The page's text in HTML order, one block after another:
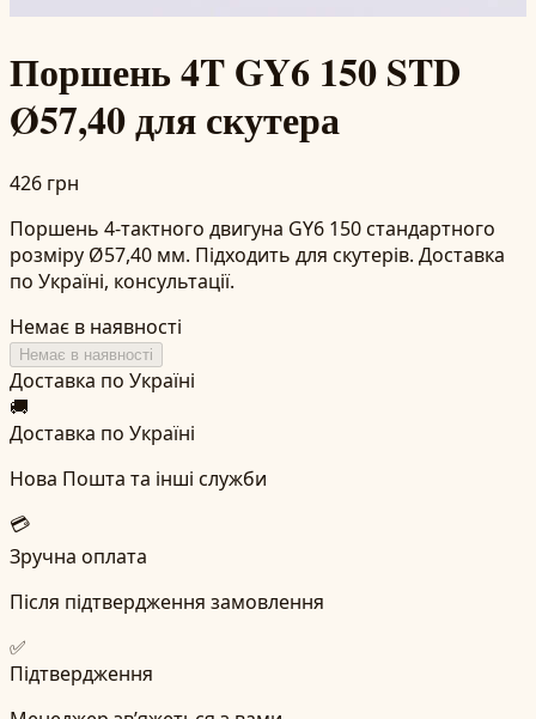
Поршень 4T GY6 150 STD
Ø57,40 для скутера
426 грн
Поршень 4-тактного двигуна GY6 150 стандартного
розміру Ø57,40 мм. Підходить для скутерів. Доставка
по Україні, консультації.
Немає в наявності
Немає в наявності
Доставка по Україні
🚚
Доставка по Україні
Нова Пошта та інші служби
💳
Зручна оплата
Після підтвердження замовлення
✅
Підтвердження